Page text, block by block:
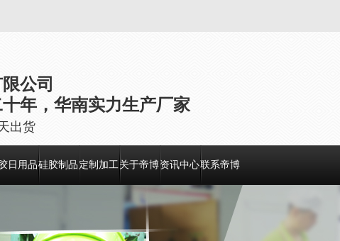
公司
年，华南实力生产厂家
出货
日用品硅胶制品 定制加工关于帝博资讯中心联系帝博